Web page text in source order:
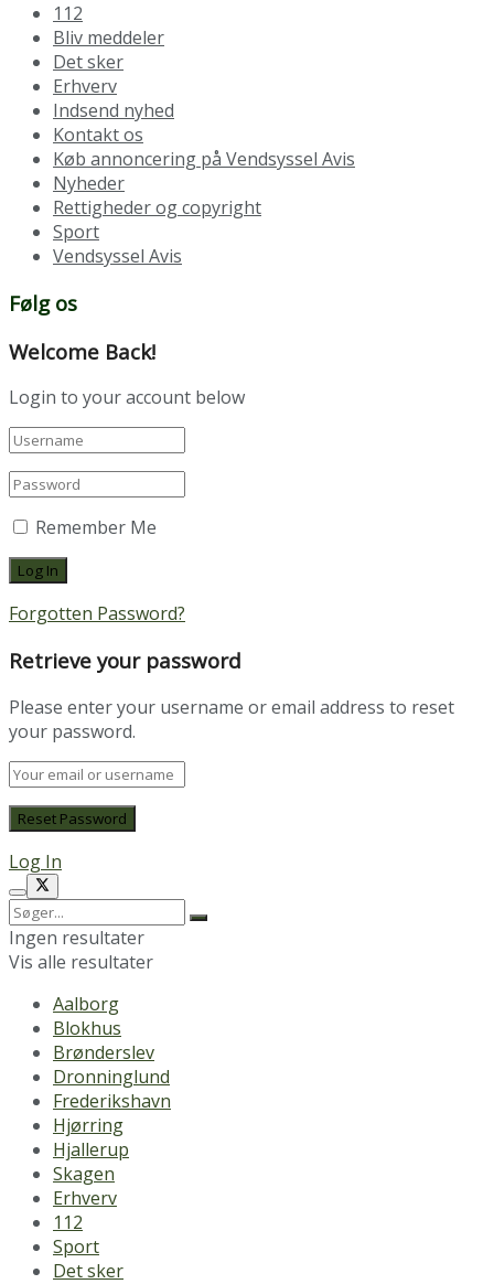
112
Bliv meddeler
Det sker
Erhverv
Indsend nyhed
Kontakt os
Køb annoncering på Vendsyssel Avis
Nyheder
Rettigheder og copyright
Sport
Vendsyssel Avis
Følg os
Welcome Back!
Login to your account below
Remember Me
Forgotten Password?
Retrieve your password
Please enter your username or email address to reset
your password.
Log In
Ingen resultater
Vis alle resultater
Aalborg
Blokhus
Brønderslev
Dronninglund
Frederikshavn
Hjørring
Hjallerup
Skagen
Erhverv
112
Sport
Det sker